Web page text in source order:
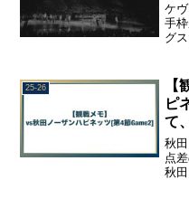
ケ
手
グ
の
を
る
25-26
【
ピ
て
秋
点
秋